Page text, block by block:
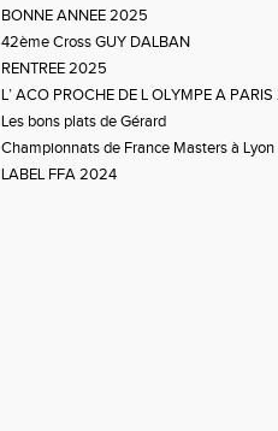
BONNE ANNEE 2025
42ème Cross GUY DALBAN
RENTREE 2025
L’ ACO PROCHE DE L OLYMPE A
Les bons plats de Gérard
Championnats de France Masters à
LABEL FFA 2024